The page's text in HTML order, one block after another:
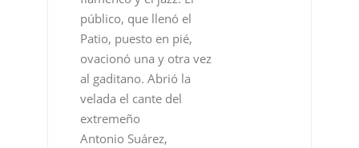
público, que llenó el
Patio, puesto en pié,
ovacionó una y otra vez
al gaditano. Abrió la
velada el cante del
extremeño
Antonio Suárez,